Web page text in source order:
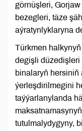
görnüşleri,
bezegleri, täze
aýratynlyklaryna
Türkmen
degişli düzedişleri
binalaryň hersiniň
ýerleşdirilmegini
taýýarlanylanda
tutulmalydygyny,